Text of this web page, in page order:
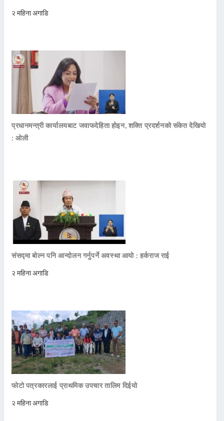
२ महिना अगाडि
प्रधानमन्त्री कार्यालयबाट जवाफदेहिता होइन, शक्ति प्रदर्शनको संकेत देखियो
: ओली
संसद्मा बोल्न पनि आन्दोलन गर्नुपर्ने अवस्था आयो : हर्कराज राई
२ महिना अगाडि
फोटो पत्रकारलाई प्राथमिक उपचार तालिम दिईयो
२ महिना अगाडि